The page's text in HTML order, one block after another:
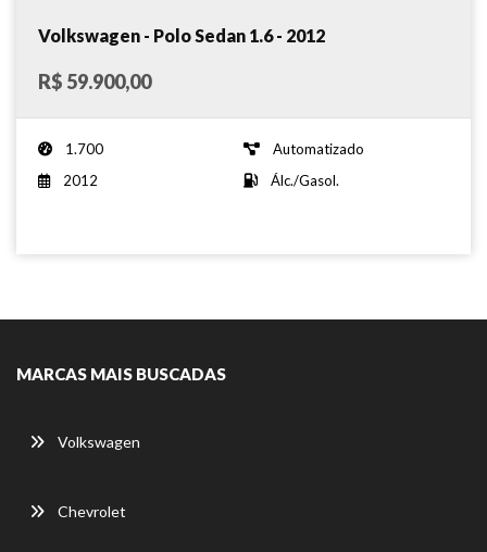
Volkswagen - Polo Sedan 1.6 - 2012
R$ 59.900,00
1.700
Automatizado
2012
Álc./Gasol.
MARCAS MAIS BUSCADAS
Volkswagen
Chevrolet